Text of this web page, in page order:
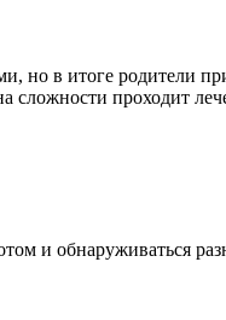
но в итоге родители
сложности проходит
и обнаруживаться